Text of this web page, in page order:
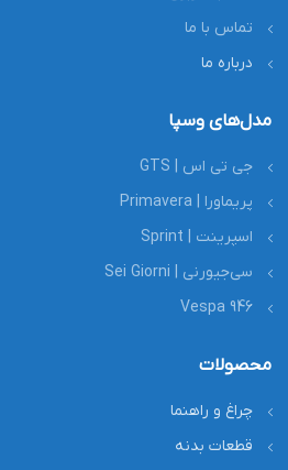
تماس با ما
درباره ما
مدل‌های وسپا
جی تی اس | GTS
پریماورا | Primavera
اسپرینت | Sprint
سی‌جیورنی | Sei Giorni
Vespa 946
محصولات
چراغ و راهنما
قطعات بدنه